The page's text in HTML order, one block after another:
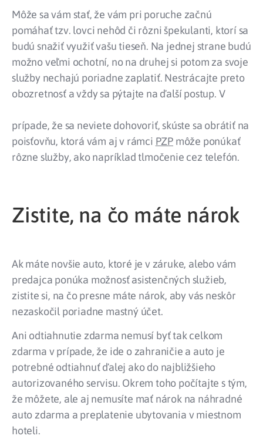
Môže sa vám stať, že vám pri poruche začnú
pomáhať tzv. lovci nehôd či rôzni špekulanti, ktorí sa
budú snažiť využiť vašu tieseň. Na jednej strane budú
možno veľmi ochotní, no na druhej si potom za svoje
služby nechajú poriadne zaplatiť. Nestrácajte preto
obozretnosť a vždy sa pýtajte na ďalší postup. V
prípade, že sa neviete dohovoriť, skúste sa obrátiť na
poisťovňu, ktorá vám aj v rámci PZP môže ponúkať
rôzne služby, ako napríklad tlmočenie cez telefón.
Zistite, na čo máte nárok
Ak máte novšie auto, ktoré je v záruke, alebo vám
predajca ponúka možnosť asistenčných služieb,
zistite si, na čo presne máte nárok, aby vás neskôr
nezaskočil poriadne mastný účet.
Ani odtiahnutie zdarma nemusí byť tak celkom
zdarma v prípade, že ide o zahraničie a auto je
potrebné odtiahnuť ďalej ako do najbližšieho
autorizovaného servisu. Okrem toho počítajte s tým,
že môžete, ale aj nemusíte mať nárok na náhradné
auto zdarma a preplatenie ubytovania v miestnom
hoteli.